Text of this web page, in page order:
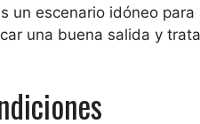
un escenario idóneo para
una buena salida y